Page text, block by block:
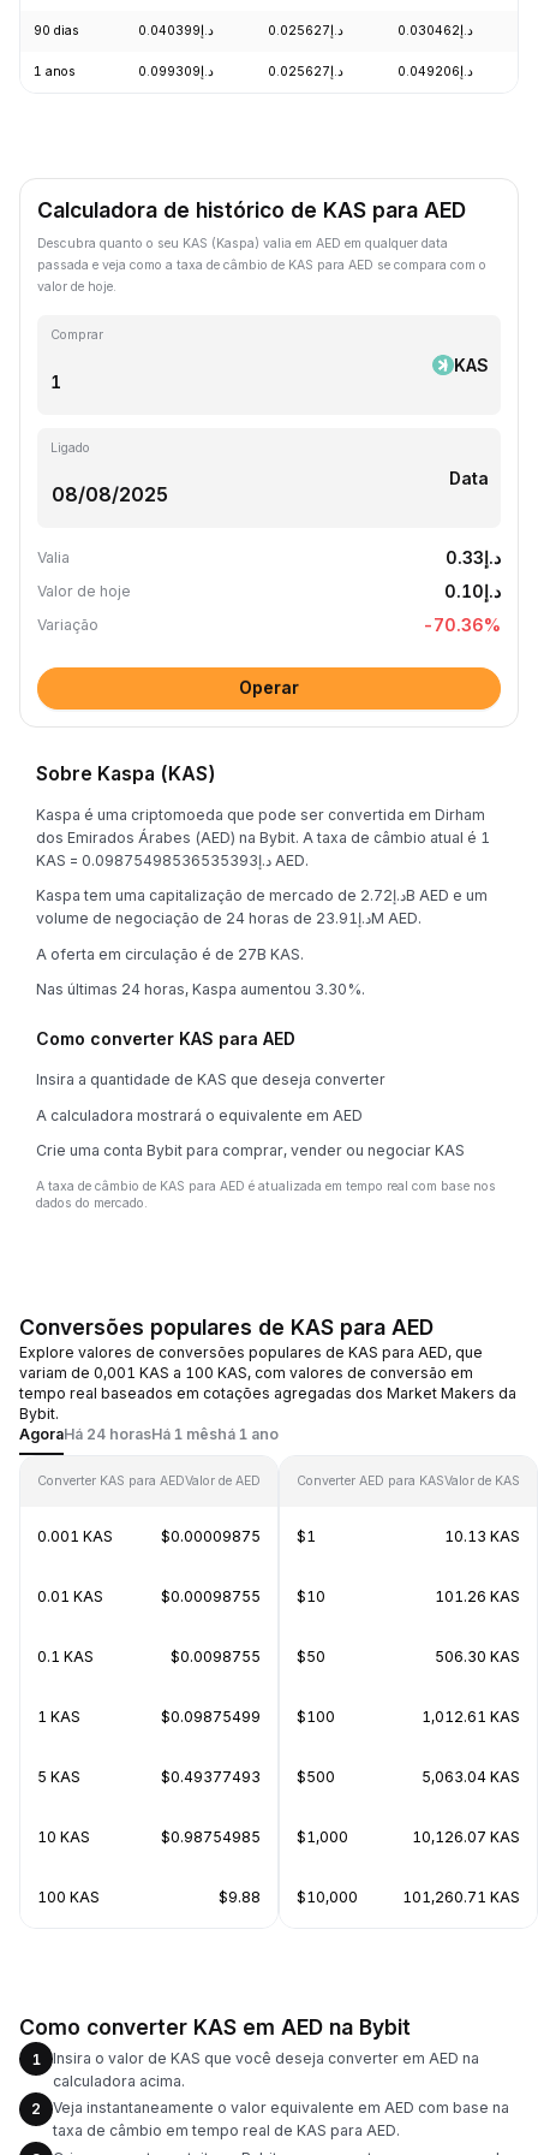
90 dias د.إ0.040399 د.إ0.025627 د.إ0.030462
1 anos د.إ0.099309 د.إ0.025627 د.إ0.049206
Calculadora de histórico de KAS para AED
Descubra quanto o seu KAS (Kaspa) valia em AED em qualquer data
passada e veja como a taxa de câmbio de KAS para AED se compara com o
valor de hoje.
Comprar
KAS
Ligado
Data
Valia د.إ0.33
Valor de hoje د.إ0.10
Variação -70.36%
Operar
Sobre Kaspa (KAS)
Kaspa é uma criptomoeda que pode ser convertida em Dirham
dos Emirados Árabes (AED) na Bybit. A taxa de câmbio atual é 1
KAS = د.إ0.09875498536535393 AED.
Kaspa tem uma capitalização de mercado de د.إ2.72B AED e um
volume de negociação de 24 horas de د.إ23.91M AED.
A oferta em circulação é de 27B KAS.
Nas últimas 24 horas, Kaspa aumentou 3.30%.
Como converter KAS para AED
Insira a quantidade de KAS que deseja converter
A calculadora mostrará o equivalente em AED
Crie uma conta Bybit para comprar, vender ou negociar KAS
A taxa de câmbio de KAS para AED é atualizada em tempo real com base nos
dados do mercado.
Conversões populares de KAS para AED
Explore valores de conversões populares de KAS para AED, que
variam de 0,001 KAS a 100 KAS, com valores de conversão em
tempo real baseados em cotações agregadas dos Market Makers da
Bybit.
AgoraHá 24 horasHá 1 mêshá 1 ano
Converter KAS para AEDValor de AED
0.001 KAS $0.00009875
0.01 KAS $0.00098755
0.1 KAS $0.0098755
1 KAS $0.09875499
5 KAS $0.49377493
10 KAS $0.98754985
100 KAS $9.88
Converter AED para KASValor de KAS
$1 10.13 KAS
$10 101.26 KAS
$50 506.30 KAS
$100 1,012.61 KAS
$500 5,063.04 KAS
$1,000 10,126.07 KAS
$10,000 101,260.71 KAS
Como converter KAS em AED na Bybit
1
Insira o valor de KAS que você deseja converter em AED na
calculadora acima.
2
Veja instantaneamente o valor equivalente em AED com base na
taxa de câmbio em tempo real de KAS para AED.